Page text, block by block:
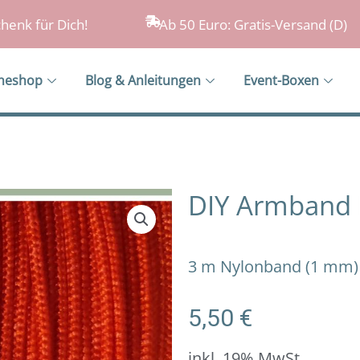
für Dich! Ab 50 Euro: Gratis-Versand (D)
Blog & Anleitungen Event-Boxen
DIY
3 m Nylonband (1
5,50 €